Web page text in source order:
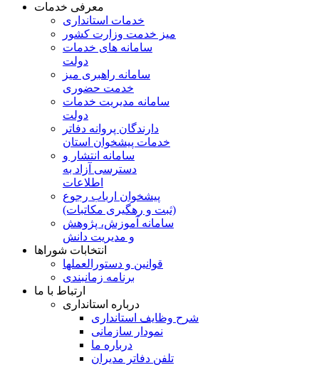
معرفی خدمات
خدمات استانداری
میز خدمت وزارت کشور
سامانه های خدمات
دولت
سامانه راهبری میز
خدمت حضوری
سامانه مدیریت خدمات
دولت
دارندگان پروانه دفاتر
خدمات پیشخوان استان
سامانه انتشار و
دسترسی آزاد به
اطلاعات
پیشخوان ارباب رجوع
(ثبت و رهگیری مکاتبات)
سامانه آموزش، پژوهش
و مدیریت دانش
انتخابات شوراها
قوانین و دستورالعملها
برنامه زمانبندی
ارتباط با ما
درباره استانداری
شرح وظایف استانداری
نمودار سازمانی
درباره ما
تلفن دفاتر مدیران